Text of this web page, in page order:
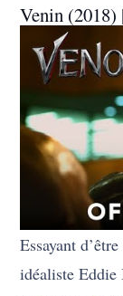
Venin
Essayant
idéaliste Eddie